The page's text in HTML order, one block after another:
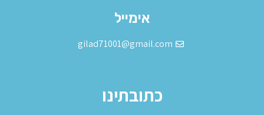
אימייל
gilad71001@gmail.com
כתובתינו